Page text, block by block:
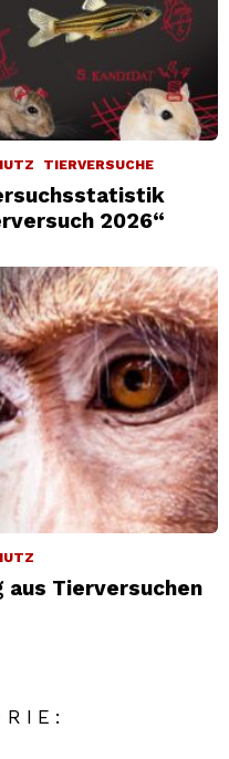
TIERVERSUCHE
2026“
Tierversuchen